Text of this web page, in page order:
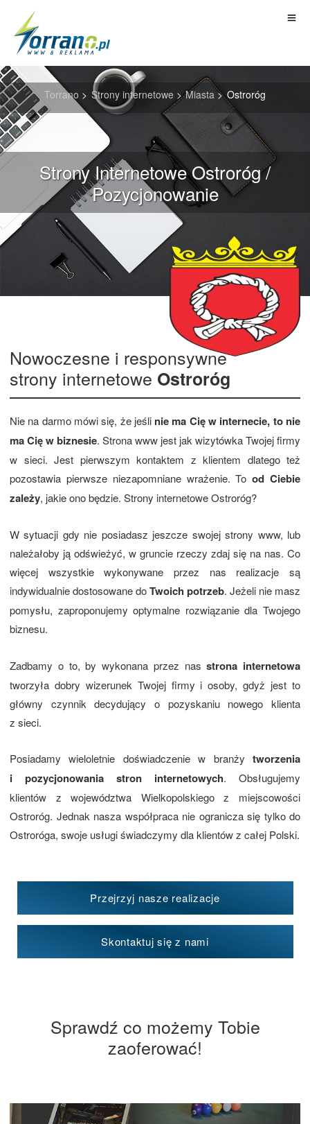
Torrano > Strony internetowe > Miasta > Ostroróg
Strony Internetowe Ostroróg /
Pozycjonowanie
Nowoczesne i responsywne
strony internetowe Ostroróg
Nie na darmo mówi się, że jeśli nie ma Cię w internecie, to nie
ma Cię w biznesie. Strona www jest jak wizytówka Twojej firmy
w sieci. Jest pierwszym kontaktem z klientem dlatego też
pozostawia pierwsze niezapomniane wrażenie. Tood Ciebie
zależy, jakie ono będzie. Strony internetowe Ostroróg?
W sytuacji gdy nie posiadasz jeszcze swojej strony www, lub
należałoby ją odświeżyć, w gruncie rzeczy zdaj się na nas. Co
więcej wszystkie wykonywane przez nas realizacje są
indywidualnie dostosowane doTwoich potrzeb. Jeżeli nie masz
pomysłu, zaproponujemy optymalne rozwiązanie dla Twojego
biznesu.
Zadbamy o to, by wykonana przez nasstrona internetowa
tworzyła dobry wizerunek Twojej firmy i osoby, gdyż jest to
główny czynnik decydujący o pozyskaniu nowego klienta
z sieci.
Posiadamy wieloletnie doświadczenie w branży tworzenia
i pozycjonowania stron internetowych. Obsługujemy
klientów z województwa Wielkopolskiego z miejscowości
Ostroróg. Jednak nasza współpraca nie ogranicza się tylko do
Ostroróga, swoje usługi świadczymy dla klientów z całej Polski.
Przejrzyj nasze realizacje
Skontaktuj się z nami
Sprawdź co możemy Tobie
zaoferować!